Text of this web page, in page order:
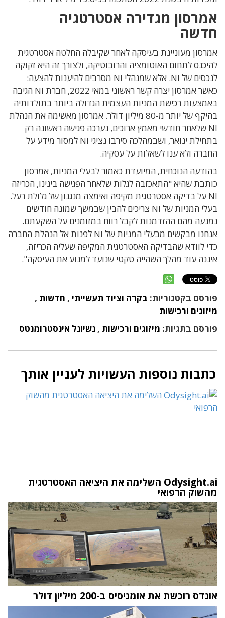
אמרסון מגדירה אסטרטגיה
חדשה
אמרסון מעוניינת בעיסקה לאחר שקיבלה החלטה אסטרטגית
להיכנס לתחום האוטומציה והרובוטיקה, ולצורך זה היא זקוקה
לנכסים של NI. אלא שמנהלי NI מסרבים להיענות להצעה:
כאשר אמרסון יצרה קשר ראשוני במאי 2022, חברת NI הגיבה
באמצעות רכישת המניות העצמית הגדולה ביותר בתולדותיה
בהיקף של יותר מ-80 מיליון דולר. אמרסון מאשימה את הנהלת
NI שלאחר חודשי מאמץ ארוכים, נערכה פגישה ראשונה רק
בתחילת ינואר, ושבמהלכה סירבו נציגי NI למסור מידע על
החברה ולא ענו לשאלות על עסקיה.
בהודעה הנוכחית, המיועדת כאמור לבעלי המניות, אמרסון
כותבת שהיא "התאכזבה לגלות שלאחר הפגישה בינינו, הכריזה
NI על בדיקה אסטרטגית מקיפה ואימצה מנגנון של גלולת רעל.
בעלי המניות של NI צריכים להבין שבמשך שמונה חודשים
נמנעה מהם ההזדמנות לקבל רווח במזומנים על השקעתם.
אנחנו מבקשים מבעלי המניות של NI לפנות אל הנהלת החברה
כדי לוודא שהבדיקה האסטרטגית המקיפה שעליה הכריזה,
איננה עוד מהלך השהייה טקטי שנועד למנוע את העיסקה".
פורסם בקטגוריות: בקרה וציוד תעשייתי , חדשות ,
מיזוגים ורכישות
פורסם בתגיות: מיזוגים ורכישות , נשיונל אינסטרומנטס
כתבות נוספות העשויות לעניין אותך
Odysight.ai השלימה את היציאה האסטרטגית
מהשוק הרפואי
אונדס רוכשת את אומניסיס ב-200 מיליון דולר